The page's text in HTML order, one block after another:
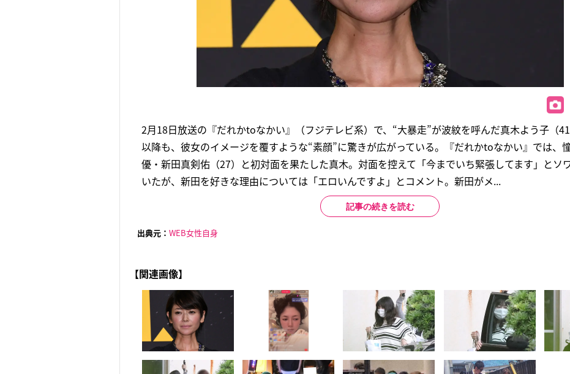
2月18日放送の『だれかtoなかい』（フジテレビ系）で、“大暴走”が波紋を呼んだ真木よう子（
以降も、彼女のイメージを覆すような“素顔”に驚きが広がっている。『だれかtoなかい』では、
優・新田真剣佑（27）と初対面を果たした真木。対面を控えて「今までいち緊張してます」とソ
いたが、新田を好きな理由については「エロいんですよ」とコメント。新田がメ...
記事の続きを読む
出典元： WEB女性自身
【関連画像】